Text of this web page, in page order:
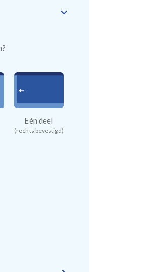
Eén deel
(rechts bevestigd)